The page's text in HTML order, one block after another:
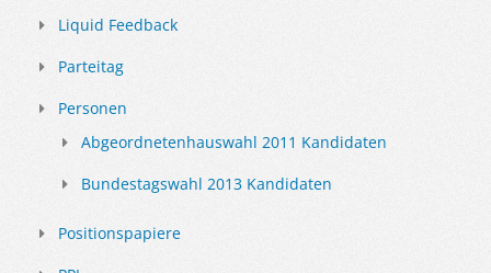
Liquid Feedback
Parteitag
Personen
Abgeordnetenhauswahl 2011 Kandidaten
Bundestagswahl 2013 Kandidaten
Positionspapiere